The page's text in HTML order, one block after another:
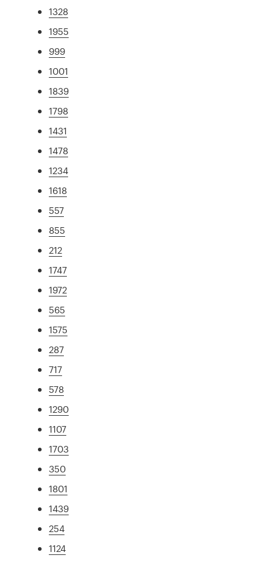
1328
1955
999
1001
1839
1798
1431
1478
1234
1618
557
855
212
1747
1972
565
1575
287
717
578
1290
1107
1703
350
1801
1439
254
1124